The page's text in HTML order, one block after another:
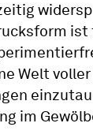
Welt
im